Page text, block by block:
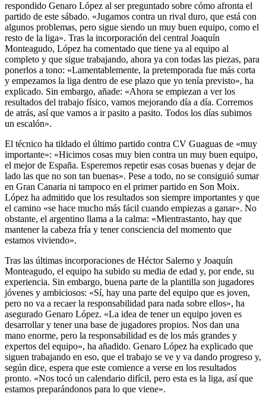
respondido Genaro López al ser preguntado sobre cómo afronta el
partido de este sábado. «Jugamos contra un rival duro, que está con
algunos problemas, pero sigue siendo un muy buen equipo, como el
resto de la liga». Tras la incorporación del central Joaquín
Monteagudo, López ha comentado que tiene ya al equipo al
completo y que sigue trabajando, ahora ya con todas las piezas, para
ponerlos a tono: «Lamentablemente, la pretemporada fue más corta
y empezamos la liga dentro de ese plazo que yo tenía previsto», ha
explicado. Sin embargo, añade: «Ahora se empiezan a ver los
resultados del trabajo físico, vamos mejorando día a día. Corremos
de atrás, así que vamos a ir pasito a pasito. Todos los días subimos
un escalón».
El técnico ha tildado el último partido contra CV Guaguas de «muy
importante»: «Hicimos cosas muy bien contra un muy buen equipo,
el mejor de España. Esperemos repetir esas cosas buenas y dejar de
lado las que no son tan buenas». Pese a todo, no se consiguió sumar
en Gran Canaria ni tampoco en el primer partido en Son Moix.
López ha admitido que los resultados son siempre importantes y que
el camino «se hace mucho más fácil cuando empiezas a ganar». No
obstante, el argentino llama a la calma: «Mientrastanto, hay que
mantener la cabeza fría y tener consciencia del momento que
estamos viviendo».
Tras las últimas incorporaciones de Héctor Salerno y Joaquín
Monteagudo, el equipo ha subido su media de edad y, por ende, su
experiencia. Sin embargo, buena parte de la plantilla son jugadores
jóvenes y ambiciosos: «Sí, hay una parte del equipo que es joven,
pero no va a recaer la responsabilidad para nada sobre ellos», ha
asegurado Genaro López. «La idea de tener un equipo joven es
desarrollar y tener una base de jugadores propios. Nos dan una
mano enorme, pero la responsabilidad es de los más grandes y
expertos del equipo», ha añadido. Genaro López ha explicado que
siguen trabajando en eso, que el trabajo se ve y va dando progreso y,
según dice, espera que este comience a verse en los resultados
pronto. «Nos tocó un calendario difícil, pero esta es la liga, así que
estamos preparándonos para lo que viene».